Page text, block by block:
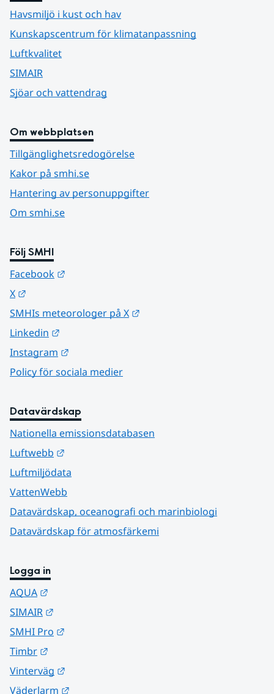
Havsmiljö i kust och hav
Kunskapscentrum för klimatanpassning
Luftkvalitet
SIMAIR
Sjöar och vattendrag
Om webbplatsen
Tillgänglighetsredogörelse
Kakor på smhi.se
Hantering av personuppgifter
Om smhi.se
Följ SMHI
Facebook
X
SMHIs meteorologer på X
Linkedin
Instagram
Policy för sociala medier
Datavärdskap
Nationella emissionsdatabasen
Luftwebb
Luftmiljödata
VattenWebb
Datavärdskap, oceanografi och marinbiologi
Datavärdskap för atmosfärkemi
Logga in
AQUA
SIMAIR
SMHI Pro
Timbr
Vinterväg
Väderlarm